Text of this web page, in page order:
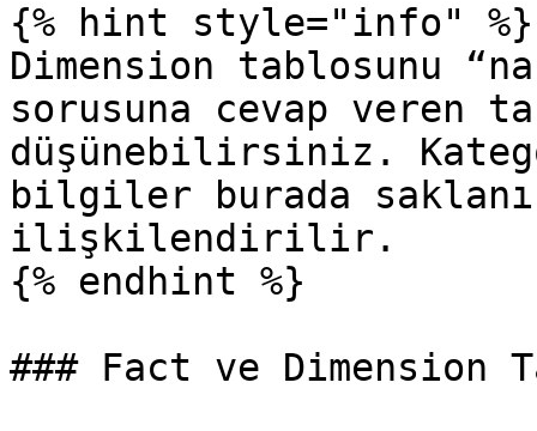
{% hint style="info" %}
Dimension tablosunu
sorusuna cevap veren
düşünebilirsiniz.
bilgiler burada
ilişkilendirilir.
{% endhint %}
### Fact ve Dimension